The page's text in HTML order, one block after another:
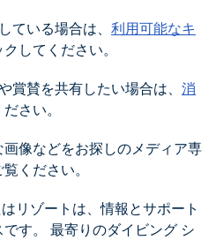
ている場合は、 利用可能なキ
してください。
賞賛を共有したい場合は、 消
さい。
像などをお探しのメディア専
ください。
リゾートは、情報とサポート
す。 最寄りのダイビング シ